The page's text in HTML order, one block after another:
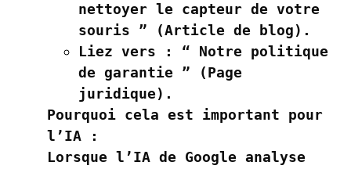
nettoyer le capteur de votre
souris ” (Article de blog).
Liez vers :
“ Notre politique
de garantie ” (Page
juridique).
Pourquoi cela est important pour
l’IA :
Lorsque l’IA de Google analyse